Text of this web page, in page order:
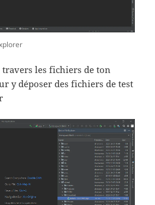
les fichiers de ton
y déposer des fichiers de test